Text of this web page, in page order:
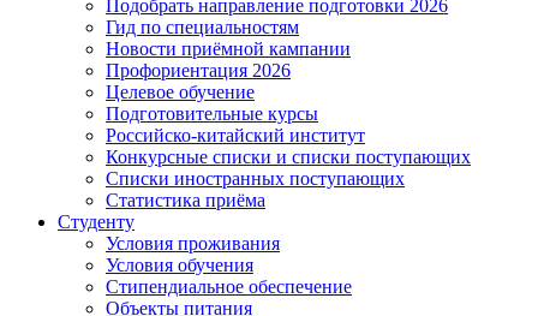
Подобрать направление подготовки 2026
Гид по специальностям
Новости приёмной кампании
Профориентация 2026
Целевое обучение
Подготовительные курсы
Российско-китайский институт
Конкурсные списки и списки поступающих
Списки иностранных поступающих
Статистика приёма
Студенту
Условия проживания
Условия обучения
Стипендиальное обеспечение
Объекты питания